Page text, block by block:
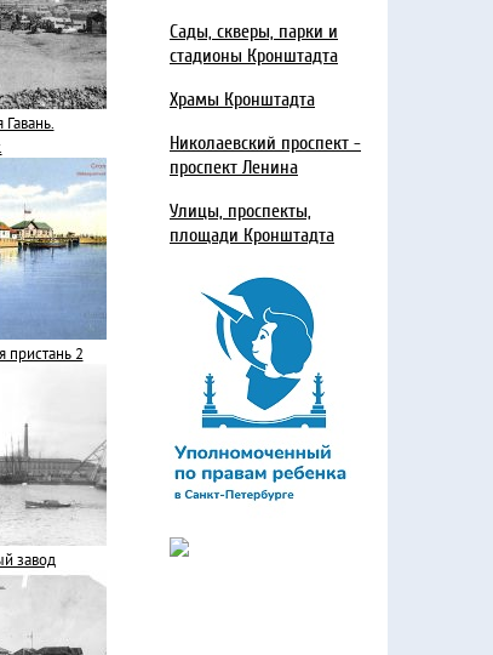
Гавань.
пристань 2
завод
Сады, скверы, парки и
стадионы Кронштадта
Храмы Кронштадта
Николаевский проспект -
проспект Ленина
Улицы, проспекты,
площади Кронштадта